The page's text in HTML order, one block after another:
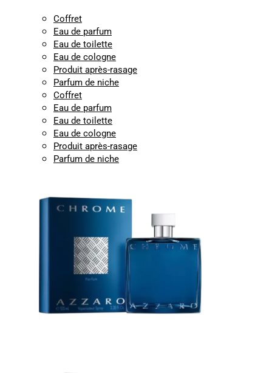
Coffret
Eau de parfum
Eau de toilette
Eau de cologne
Produit après-rasage
Parfum de niche
Coffret
Eau de parfum
Eau de toilette
Eau de cologne
Produit après-rasage
Parfum de niche